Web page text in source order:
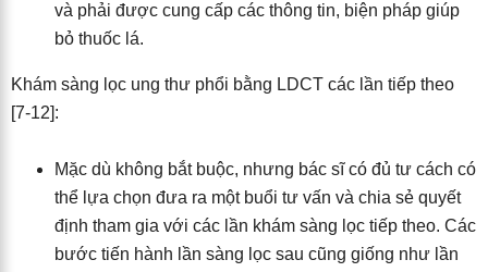
và phải được cung cấp các thông tin, biện pháp giúp
bỏ thuốc lá.
Khám sàng lọc ung thư phổi bằng LDCT các lần tiếp theo
[7-12]:
Mặc dù không bắt buộc, nhưng bác sĩ có đủ tư cách có
thể lựa chọn đưa ra một buổi tư vấn và chia sẻ quyết
định tham gia với các lần khám sàng lọc tiếp theo. Các
bước tiến hành lần sàng lọc sau cũng giống như lần